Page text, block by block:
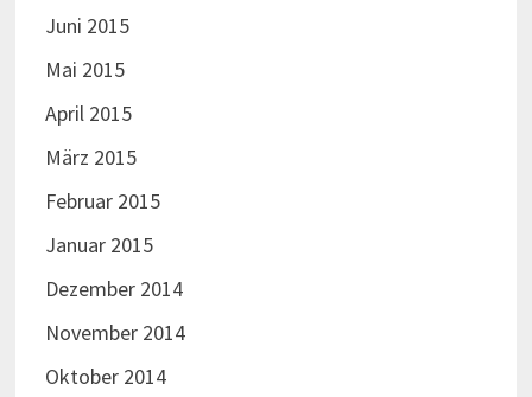
Juni 2015
Mai 2015
April 2015
März 2015
Februar 2015
Januar 2015
Dezember 2014
November 2014
Oktober 2014